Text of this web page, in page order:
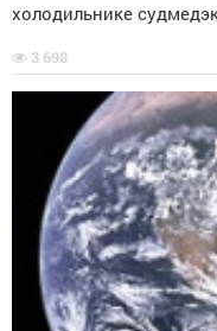
холодильнике
3 698